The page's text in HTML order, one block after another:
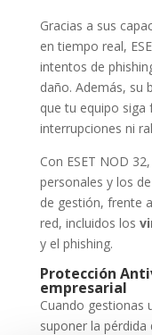
Gracias a sus
en tiempo real,
intentos de
daño. Además, su
que tu equipo siga
interrupciones ni
Con ESET NOD
personales y los
de gestión, frente
red, incluidos los
y el phishing.
Protección
empresarial
Cuando gestionas
suponer la